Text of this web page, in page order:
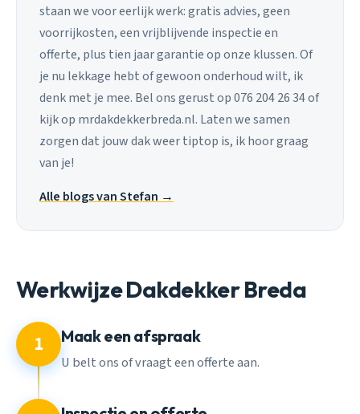
staan we voor eerlijk werk: gratis advies, geen
voorrijkosten, een vrijblijvende inspectie en
offerte, plus tien jaar garantie op onze klussen. Of
je nu lekkage hebt of gewoon onderhoud wilt, ik
denk met je mee. Bel ons gerust op 076 204 26 34 of
kijk op mrdakdekkerbreda.nl. Laten we samen
zorgen dat jouw dak weer tiptop is, ik hoor graag
van je!
Alle blogs van Stefan →
Werkwijze Dakdekker Breda
1 Maak een afspraak
U belt ons of vraagt een offerte aan.